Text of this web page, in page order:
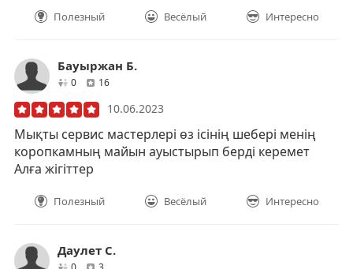
Полезный Весёлый Интересно
Бауыржан Б.
0друзей
16отзывов
10.06.2023
Мықты сервис мастерлері өз ісінің шебері менің
коропкамның майын ауыстырып берді керемет
Алға жігіттер
Полезный Весёлый Интересно
Даулет С.